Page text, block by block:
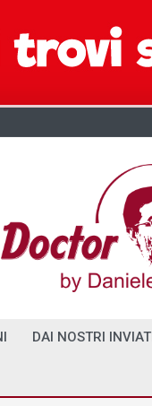
DAI NOSTRI INVIATI